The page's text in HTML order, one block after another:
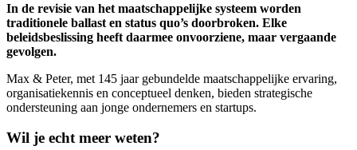
In de revisie van het maatschappelijke systeem worden
traditionele ballast en status quo’s doorbroken. Elke
beleidsbeslissing heeft daarmee onvoorziene, maar vergaande
gevolgen.
Max & Peter, met 145 jaar gebundelde maatschappelijke ervaring,
organisatiekennis en conceptueel denken, bieden strategische
ondersteuning aan jonge ondernemers en startups.
Wil je echt meer weten?